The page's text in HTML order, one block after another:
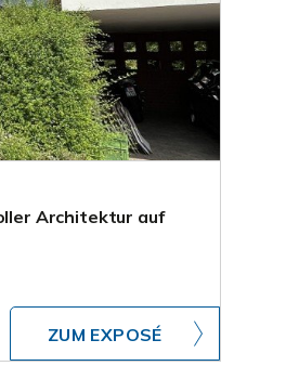
Architektur auf
ZUM EXPOSÉ